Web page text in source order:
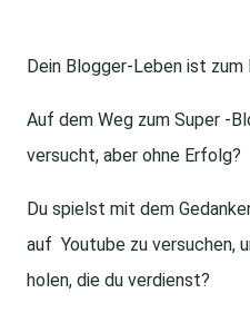
Dein Blogger-Leben ist zum
Auf dem Weg zum Super -
versucht, aber ohne Erfolg?
Du spielst mit dem
auf Youtube zu versuchen,
holen, die du verdienst?